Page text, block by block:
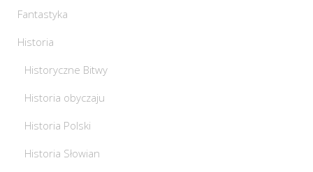
Fantastyka
Historia
Historyczne Bitwy
Historia obyczaju
Historia Polski
Historia Słowian